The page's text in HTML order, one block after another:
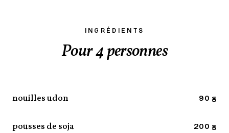
INGRÉDIENTS
Pour 4 personnes
nouilles udon 90 g
pousses de soja 200 g